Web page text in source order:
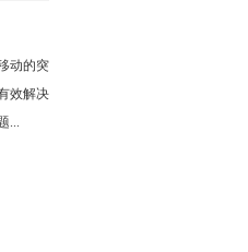
动的突
效解决
...